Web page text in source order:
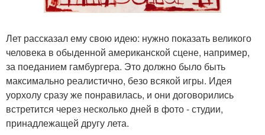
Лет рассказал ему свою идею: нужно показать великого
человека в обыденной американской сцене, например,
за поеданием гамбургера. Это должно было быть
максимально реалистично, безо всякой игры. Идея
уорхолу сразу же понравилась, и они договорились
встретится через несколько дней в фото - студии,
принадлежащей другу лета.